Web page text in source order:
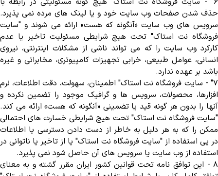
حذف شدن صفحات وب سایت خود و یا لینک های مرده نمی پذیرد.
سرویس های وب سایت «آنگونه که هست» ارائه می شوند و "سایت
فروشگاه نت استاک" تحت هیچ شرایطی مسئولیت تاخیر یا عدم
کارکرد وب سایت را که می تواند ناشی از مشکلات اینترنتی، نیروی
انسانی، عوامل طبیعی، خرابی تجهیزات کامپیوتری، مخابراتی و غیره
باشد بر عهده ندارد.
٧- " سایت فروشگاه نت استاک" اطمینان، سهولت، دقت اطلاعات، نرم
افزارها، محصولات، سرویس ها و گرافیک موجود را تضمین نکرده و
آنها را بدون هر گونه قید یا تضمینی «آنگونه که هست» ارائه می کند.
"سایت فروشگاه نت استاک" تحت هیچ شرایطی خسارت های احتمالی
ممکن را که به هر دلیل به خاطر از دست دادن دسترسی یا اطلاعات
در پی استفاده از "سایت فروشگاه نت استاک" یا از تاخیر یا ناتوانی در
استفاده از وب سایت یا سرویس های آن حاصل شود نمی پذیرد.
٨- این توافق نامه تحت قوانین کشور ایران مقرر گشته و به معنای